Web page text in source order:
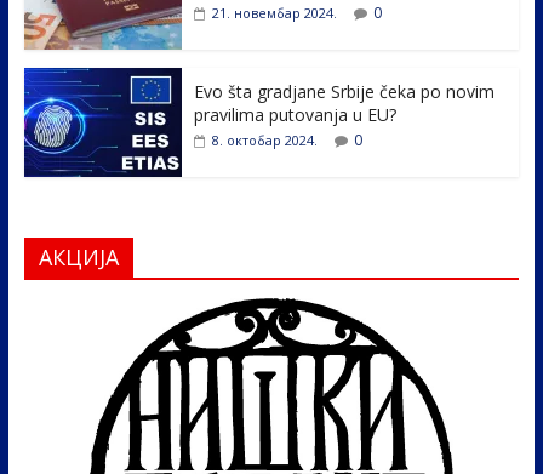
21. новембар 2024. 0
Evo šta gradjane Srbije čeka po novim
pravilima putovanja u EU?
8. октобар 2024. 0
АКЦИЈА